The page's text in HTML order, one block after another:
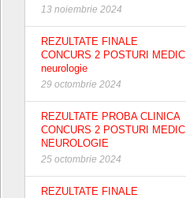
13 noiembrie 2024
REZULTATE FINALE
CONCURS 2 POSTURI MEDIC
neurologie
29 octombrie 2024
REZULTATE PROBA CLINICA
CONCURS 2 POSTURI MEDIC
NEUROLOGIE
25 octombrie 2024
REZULTATE FINALE